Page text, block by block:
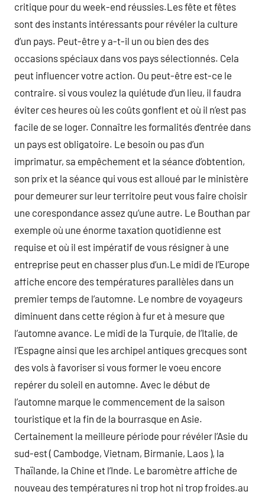
critique pour du week-end réussies.Les fête et fêtes
sont des instants intéressants pour révéler la culture
d’un pays. Peut-être y a-t-il un ou bien des des
occasions spéciaux dans vos pays sélectionnés. Cela
peut influencer votre action. Ou peut-être est-ce le
contraire. si vous voulez la quiétude d’un lieu, il faudra
éviter ces heures où les coûts gonflent et où il n’est pas
facile de se loger. Connaître les formalités d’entrée dans
un pays est obligatoire. Le besoin ou pas d’un
imprimatur, sa empêchement et la séance d’obtention,
son prix et la séance qui vous est alloué par le ministère
pour demeurer sur leur territoire peut vous faire choisir
une corespondance assez qu’une autre. Le Bouthan par
exemple où une énorme taxation quotidienne est
requise et où il est impératif de vous résigner à une
entreprise peut en chasser plus d’un.Le midi de l’Europe
affiche encore des températures parallèles dans un
premier temps de l’automne. Le nombre de voyageurs
diminuent dans cette région à fur et à mesure que
l’automne avance. Le midi de la Turquie, de l’Italie, de
l’Espagne ainsi que les archipel antiques grecques sont
des vols à favoriser si vous former le voeu encore
repérer du soleil en automne. Avec le début de
l’automne marque le commencement de la saison
touristique et la fin de la bourrasque en Asie.
Certainement la meilleure période pour révéler l’Asie du
sud-est ( Cambodge, Vietnam, Birmanie, Laos ), la
Thaïlande, la Chine et l’Inde. Le baromètre affiche de
nouveau des températures ni trop hot ni trop froides.au